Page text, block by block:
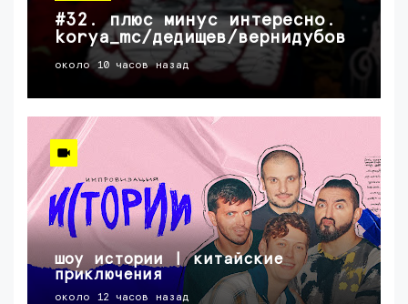
#32. плюс минус интересно.
korya_mc/дедищев/вернидубов
около 10 часов назад
шоу истории | китайские
приключения
около 12 часов назад